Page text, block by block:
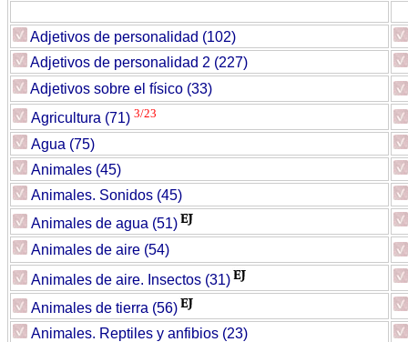
Adjetivos de personalidad (102)
Adjetivos de personalidad 2 (227)
Adjetivos sobre el físico (33)
Agricultura (71) 3/23
Agua (75)
Animales (45)
Animales. Sonidos (45)
Animales de agua (51)
Animales de aire (54)
Animales de aire. Insectos (31)
Animales de tierra (56)
Animales. Reptiles y anfibios (23)